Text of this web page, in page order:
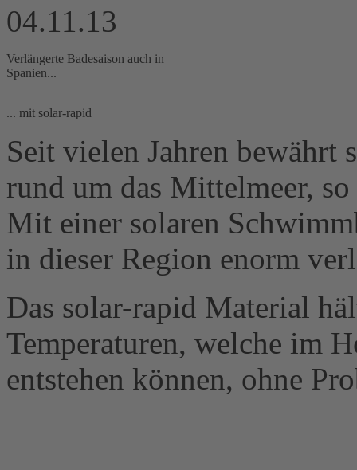
04.11.13
Verlängerte Badesaison auch in
Spanien...
... mit solar-rapid
Seit vielen Jahren bewährt
rund um das Mittelmeer,
Mit einer solaren
in dieser Region enorm
Das solar-rapid Material
Temperaturen, welche im
entstehen können, ohne